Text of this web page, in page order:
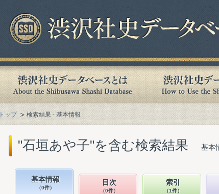
トップ 検索結果 - 基本情報
"石垣あや子"を含む検索結果 基本
基本情報
（0件）
目次
（0件）
索引
（1件）